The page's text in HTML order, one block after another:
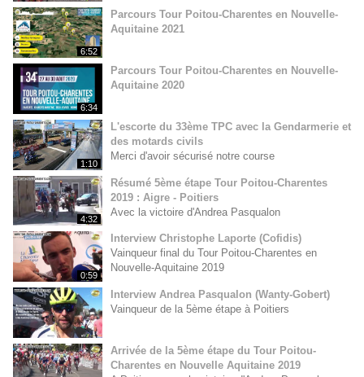
6:52
Parcours Tour Poitou-Charentes en Nouvelle-
Aquitaine 2021
6:34
Parcours Tour Poitou-Charentes en Nouvelle-
Aquitaine 2020
1:10
L'escorte du 33ème TPC avec la Gendarmerie et
des motards civils
Merci d'avoir sécurisé notre course
4:32
Résumé 5ème étape Tour Poitou-Charentes
2019 : Aigre - Poitiers
Avec la victoire d'Andrea Pasqualon
0:59
Interview Christophe Laporte (Cofidis)
Vainqueur final du Tour Poitou-Charentes en
Nouvelle-Aquitaine 2019
Interview Andrea Pasqualon (Wanty-Gobert)
Vainqueur de la 5ème étape à Poitiers
Arrivée de la 5ème étape du Tour Poitou-
Charentes en Nouvelle Aquitaine 2019